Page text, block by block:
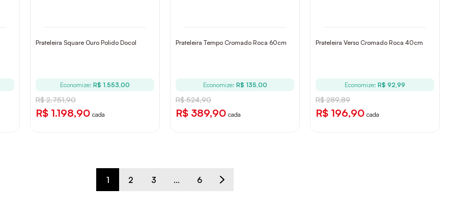
Prateleira Square Ouro Polido Docol
Economize: R$ 1.553,00
R$ 2.751,90
R$ 1.198,90 cada
Prateleira Tempo Cromado Roca 60cm
Economize: R$ 135,00
R$ 524,90
R$ 389,90 cada
Prateleira Verso Cromado Roca 40cm
Economize: R$ 92,99
R$ 289,89
R$ 196,90 cada
1 2 3 ... 6